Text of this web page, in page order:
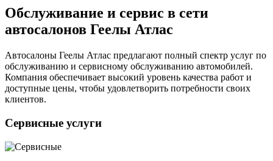
Обслуживание и сервис в сети
автосалонов Геелы Атлас
Автосалоны Геелы Атлас предлагают полный спектр услуг по
обслуживанию и сервисному обслуживанию автомобилей.
Компания обеспечивает высокий уровень качества работ и
доступные цены, чтобы удовлетворить потребности своих
клиентов.
Сервисные услуги